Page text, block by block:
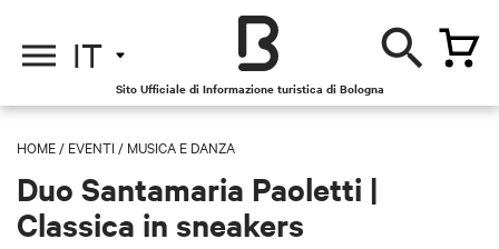
IT
Sito Ufficiale di Informazione turistica di Bologna
HOME / EVENTI / MUSICA E DANZA
Duo Santamaria Paoletti |
Classica in sneakers